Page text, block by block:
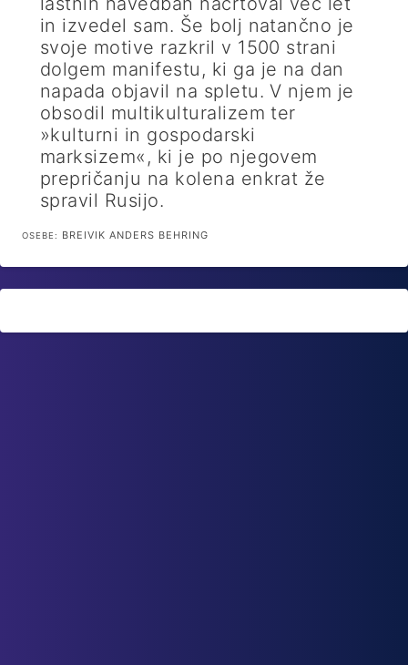
in izvedel sam. Še bolj natančno je
svoje motive razkril v 1500 strani
dolgem manifestu, ki ga je na dan
napada objavil na spletu. V njem je
obsodil multikulturalizem ter
»kulturni in gospodarski
marksizem«, ki je po njegovem
prepričanju na kolena enkrat že
spravil Rusijo.
OSEBE: BREIVIK ANDERS BEHRING